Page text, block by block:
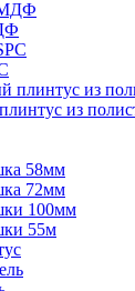
из
58мм
72мм
100мм
55м